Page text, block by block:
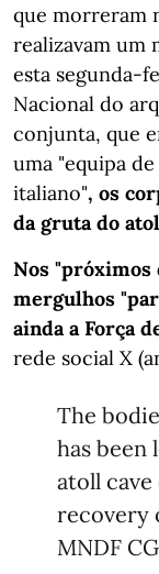
que morreram
realizavam um
esta segunda-
Nacional do
conjunta, que
uma "equipa
italiano", os
da gruta do
Nos "próximos
mergulhos
ainda a Força
rede social X
The
has been
atoll
recovery
MNDF